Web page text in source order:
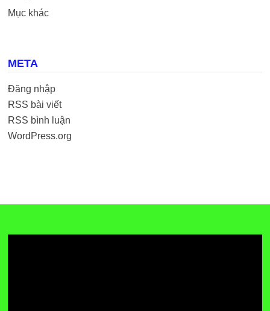
Mục khác
META
Đăng nhập
RSS bài viết
RSS bình luận
WordPress.org